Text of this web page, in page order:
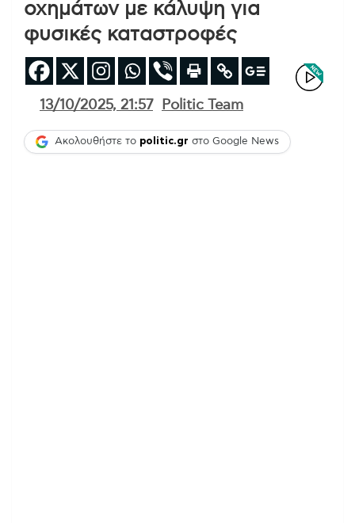
οχημάτων με κάλυψη για
φυσικές καταστροφές
13/10/2025, 21:57 Politic Team
Ακολουθήστε το politic.gr στο Google News